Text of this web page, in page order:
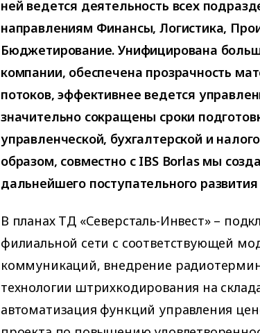
ней ведется деятельность всех
направлениям Финансы, Логистика,
Бюджетирование. Унифицирована
компании, обеспечена прозрачность
потоков, эффективнее ведется
значительно сокращены сроки
управленческой, бухгалтерской и
образом, совместно с IBS Borlas мы
дальнейшего поступательного
В планах ТД «Северсталь-Инвест» –
филиальной сети с соответствующей
коммуникаций, внедрение
технологии штрихкодирования на
автоматизация функций управления